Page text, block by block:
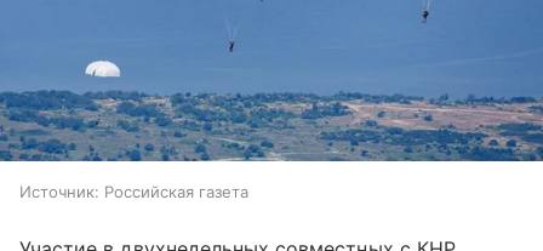
Источник: Российская газета